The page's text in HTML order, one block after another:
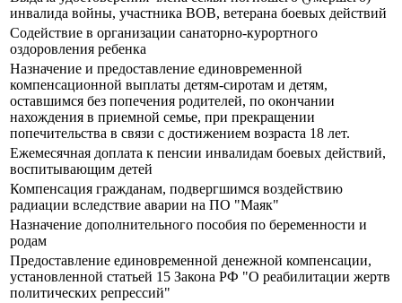
инвалида войны, участника ВОВ, ветерана боевых действий
Содействие в организации санаторно-курортного
оздоровления ребенка
Назначение и предоставление единовременной
компенсационной выплаты детям-сиротам и детям,
оставшимся без попечения родителей, по окончании
нахождения в приемной семье, при прекращении
попечительства в связи с достижением возраста 18 лет.
Ежемесячная доплата к пенсии инвалидам боевых действий,
воспитывающим детей
Компенсация гражданам, подвергшимся воздействию
радиации вследствие аварии на ПО "Маяк"
Назначение дополнительного пособия по беременности и
родам
Предоставление единовременной денежной компенсации,
установленной статьей 15 Закона РФ "О реабилитации жертв
политических репрессий"